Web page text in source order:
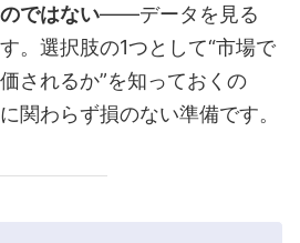
ではない——データを見る
。選択肢の1つとして“市場で
されるか”を知っておくの
関わらず損のない準備です。